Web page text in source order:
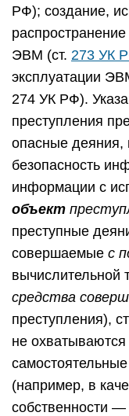
РФ); создание,
ЭВМ (ст. 273 УК
эксплуатации
274 УК РФ).
преступления
опасные
безопасность
информации с
объект
преступные
совершаемые с
вычислительной
средства
преступления),
не
(например, в
собственности